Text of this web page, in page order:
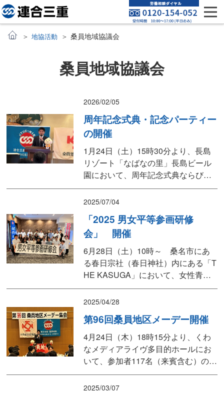
地協活動 桑員地域協議会
桑員地域協議会
2026/02/05
周年記念式典・記念パーティー
の開催
1月24日（土）15時30分より、長島
リゾート「なばなの里」長島ビール
園において、周年記念式典ならびに
記念パーティーが開催されました。
今年は、桑員地協35周年、桑員地区
えることから、例年開催している桑
員地区旗びらきを、周年記念式典・
記念パーティーとして開催いたしま
した。式典では、主催者...
2025/07/04
「2025 男女平等参画研修
会」 開催
6月28日（土）10時～ 桑名市にあ
る春日宗社（春日神社）内にある「T
HE KASUGA」において、女性青年
委員会主催の、「2025男女平等参画
研修会」を開催いたしました。第1部
理事長 対馬あさみ様による、「子
どもの居場所でつながる」～格差・
孤立がない地域へ～ をテーマに講
演をいただい...
2025/04/28
第96回桑員地区メーデー開催
4月24日（木）18時15分より、くわ
なメディアライヴ多目的ホールにお
いて、参加者117名（来賓含む）の参
加者のもと、第96回桑員地区メーデ
ーが開催されました。冒頭メーデー
2025/03/07